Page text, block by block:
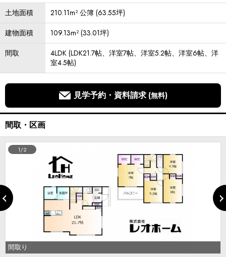
土地面積
210.11m² 公簿 (63.55坪)
建物面積
109.13m² (33.01坪)
間取
4LDK (LDK21.7帖、洋室7帖、洋室5.2帖、洋室6帖、洋
室4.5帖)
見学予約・資料請求 (無料)
間取・区画
間取り
1/2